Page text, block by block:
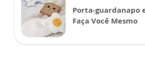
Porta-guardanapo
Faça Você Mesmo